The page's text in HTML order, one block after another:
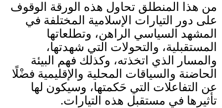
من هذا المنطلق تحاول هذه الورقة الوقوف
على دور التيارات الإسلامية المختلفة في
المشهد السياسي الراهن، وتطلعاتها
المستقبلية، والتحولات التي شهدتها،
والمسار الذي اتخذته، وكذلك فهم البيئة
الحاضنة والسياقات المحلية والإقليمية فضْلًا
عن التفاعلات التي حَكمتها، وسيكون لها
تأثيرها في مستقبل هذه التيارات.